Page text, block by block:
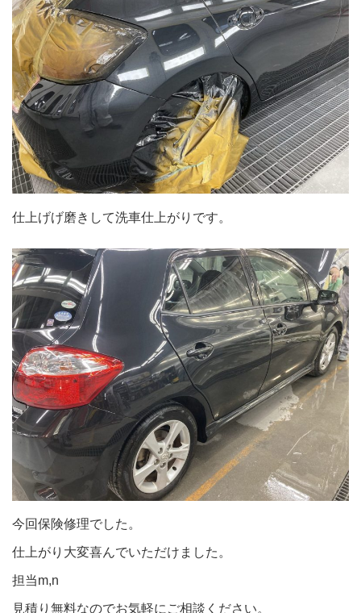
仕上げげ磨きして洗車仕上がりです。
今回保険修理でした。
仕上がり大変喜んでいただけました。
担当m,n
見積り無料なのでお気軽にご相談ください。